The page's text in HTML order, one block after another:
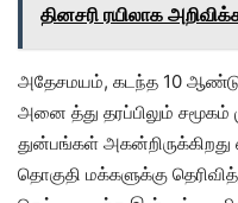
தினசரி ரயிலாக
அதேசமயம், கடந்த 10
அனை த்து தரப்பிலும்
துன்பங்கள்
தொகுதி மக்களுக்கு